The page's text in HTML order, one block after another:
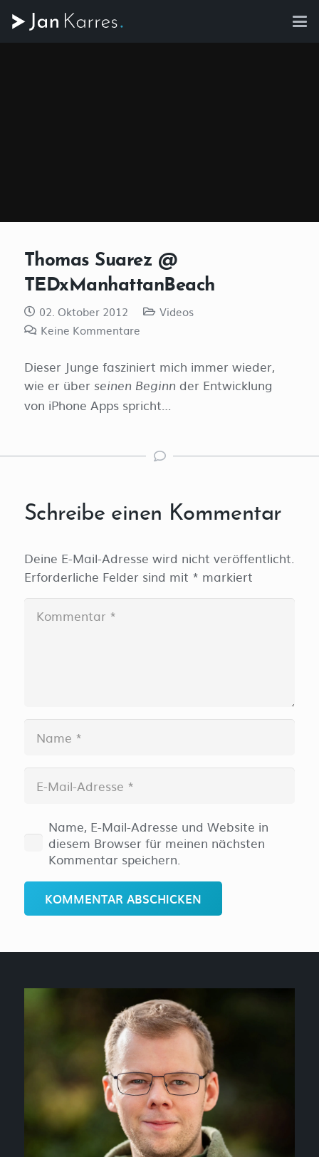
Thomas Suarez @
TEDxManhattanBeach
02. Oktober 2012
Videos
Keine Kommentare
Dieser Junge fasziniert mich immer wieder,
wie er über seinen Beginn der Entwicklung
von iPhone Apps spricht…
Schreibe einen Kommentar
Deine E-Mail-Adresse wird nicht veröffentlicht.
Erforderliche Felder sind mit * markiert
Name, E-Mail-Adresse und Website in
diesem Browser für meinen nächsten
Kommentar speichern.
KOMMENTAR ABSCHICKEN